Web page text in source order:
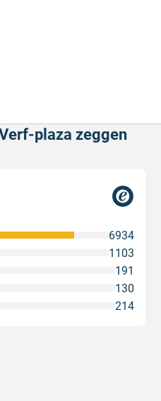
plaza zeggen
214
130
191
1103
6934